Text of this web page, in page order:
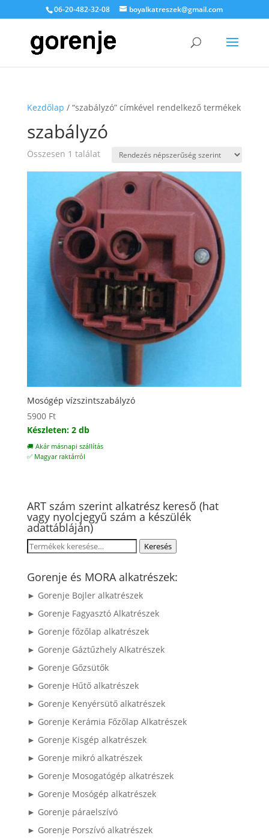
06-20-482-32-08 boyalkatreszek@gmail.com
Kezdőlap / “szabályzó” címkével rendelkező termékek
szabályzó
Összesen 1 találat
Mosógép vízszintszabályzó
5900 Ft
Készleten: 2 db
🚚 Akár másnapi szállítás
✅ Magyar raktárról
ART szám szerint alkatrész kereső (hat
vagy nyolcjegyű szám a készülék
adattábláján)
Keresés
következőre:
Keresés
Gorenje és MORA alkatrészek:
► Gorenje Bojler alkatrészek
► Gorenje Fagyasztó Alkatrészek
► Gorenje főzőlap alkatrészek
► Gorenje Gáztűzhely Alkatrészek
► Gorenje Gőzsütők
► Gorenje Hűtő alkatrészek
► Gorenje Kenyérsütő alkatrészek
► Gorenje Kerámia Főzőlap Alkatrészek
► Gorenje Kisgép alkatrészek
► Gorenje mikró alkatrészek
► Gorenje Mosogatógép alkatrészek
► Gorenje Mosógép alkatrészek
► Gorenje páraelszívó
► Gorenje Porszívó alkatrészek